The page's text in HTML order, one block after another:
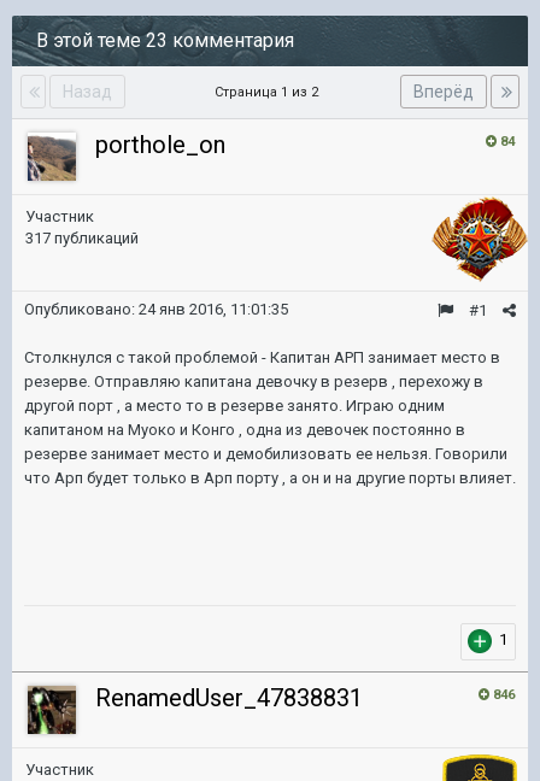
В этой теме 23 комментария
Назад Вперёд
Страница 1 из 2
84
porthole_on
Участник
317 публикаций
#1
Опубликовано: 24 янв 2016, 11:01:35
Столкнулся с такой проблемой - Капитан АРП занимает место в
резерве. Отправляю капитана девочку в резерв , перехожу в
другой порт , а место то в резерве занято. Играю одним
капитаном на Муоко и Конго , одна из девочек постоянно в
резерве занимает место и демобилизовать ее нельзя. Говорили
что Арп будет только в Арп порту , а он и на другие порты влияет.
1
846
RenamedUser_47838831
Участник